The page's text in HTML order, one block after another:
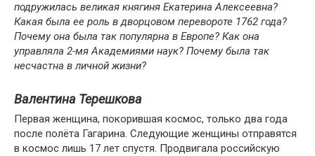
подружилась великая княгиня Екатерина Алексеевна?
Какая была ее роль в дворцовом перевороте 1762 года?
Почему она была так популярна в Европе? Как она
управляла 2-мя Академиями наук? Почему была так
несчастна в личной жизни?
Валентина Терешкова
Первая женщина, покорившая космос, только два года
после полёта Гагарина. Следующие женщины отправятся
в космос лишь 17 лет спустя. Продвигала российскую